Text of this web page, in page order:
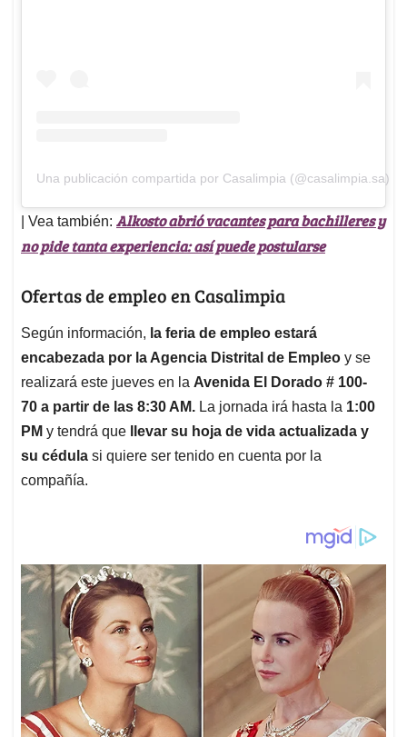
Una publicación compartida por Casalimpia (@casalimpia.sa)
| Vea también: Alkosto abrió vacantes para bachilleres y
no pide tanta experiencia: así puede postularse
Ofertas de empleo en Casalimpia
Según información, la feria de empleo estará
encabezada por la Agencia Distrital de Empleo y se
realizará este jueves en la Avenida El Dorado # 100-
70 a partir de las 8:30 AM. La jornada irá hasta la 1:00
PM y tendrá que
llevar su hoja de vida actualizada y
su cédula si quiere ser tenido en cuenta por la
compañía.